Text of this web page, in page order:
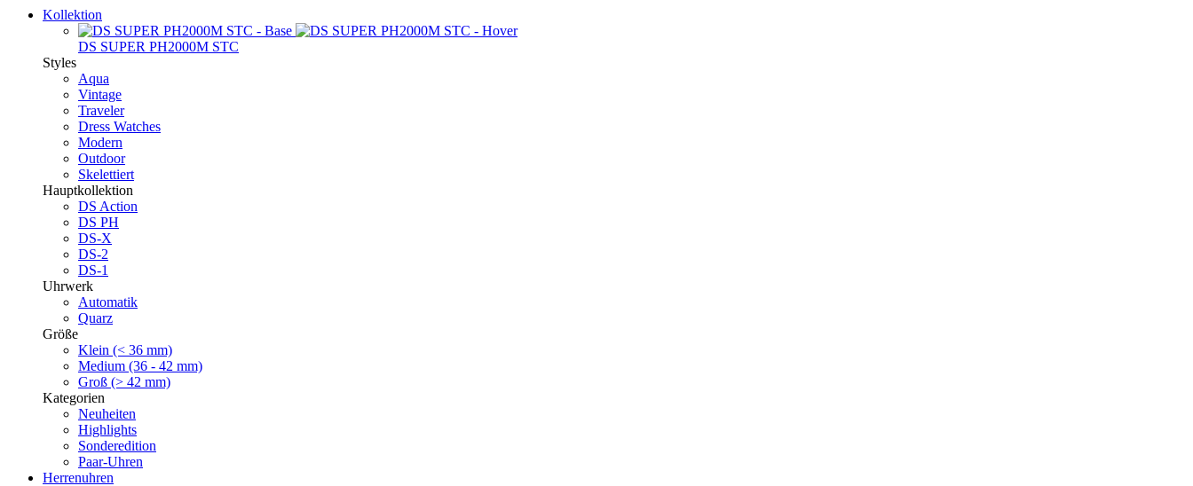
Kollektion
DS SUPER PH2000M STC
Styles
Aqua
Vintage
Traveler
Dress Watches
Modern
Outdoor
Skelettiert
Hauptkollektion
DS Action
DS PH
DS-X
DS-2
DS-1
Uhrwerk
Automatik
Quarz
Größe
Klein (< 36 mm)
Medium (36 - 42 mm)
Groß (> 42 mm)
Kategorien
Neuheiten
Highlights
Sonderedition
Paar-Uhren
Herrenuhren